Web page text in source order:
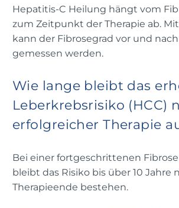
Hepatitis-C Heilung hängt vom
zum Zeitpunkt der Therapie ab.
kann der Fibrosegrad vor und
gemessen werden.
Wie lange bleibt das
Leberkrebsrisiko (HCC)
erfolgreicher Therapie
Bei einer fortgeschrittenen Fibrose
bleibt das Risiko bis über 10 Jahre
Therapieende bestehen.